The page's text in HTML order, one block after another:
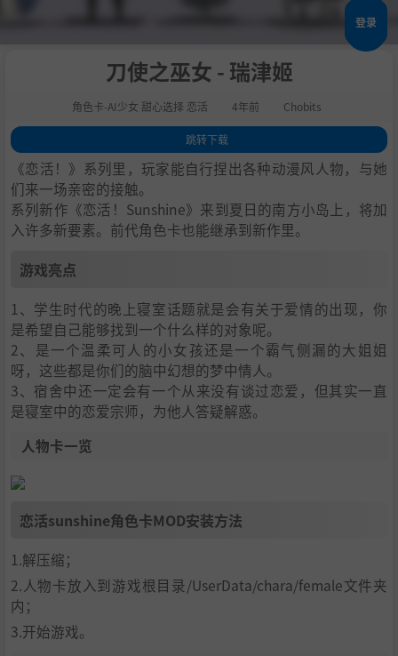
登录
刀使之巫女 - 瑞津姬
角色卡-AI少女 甜心选择 恋活 4年前 Chobits
跳转下载
1.游戏亮点
2.人物卡一览
3.恋活sunshine角色卡MOD安装方法
4.下载地址
《恋活！》系列里，玩家能自行捏出各种动漫风人物，与她
们来一场亲密的接触。
系列新作《恋活！Sunshine》来到夏日的南方小岛上，将加
入许多新要素。前代角色卡也能继承到新作里。
游戏亮点
1、学生时代的晚上寝室话题就是会有关于爱情的出现，你
是希望自己能够找到一个什么样的对象呢。
2、是一个温柔可人的小女孩还是一个霸气侧漏的大姐姐
呀，这些都是你们的脑中幻想的梦中情人。
3、宿舍中还一定会有一个从来没有谈过恋爱，但其实一直
是寝室中的恋爱宗师，为他人答疑解惑。
人物卡一览
恋活sunshine角色卡MOD安装方法
1.解压缩；
2.人物卡放入到游戏根目录/UserData/chara/female文件夹
内；
3.开始游戏。